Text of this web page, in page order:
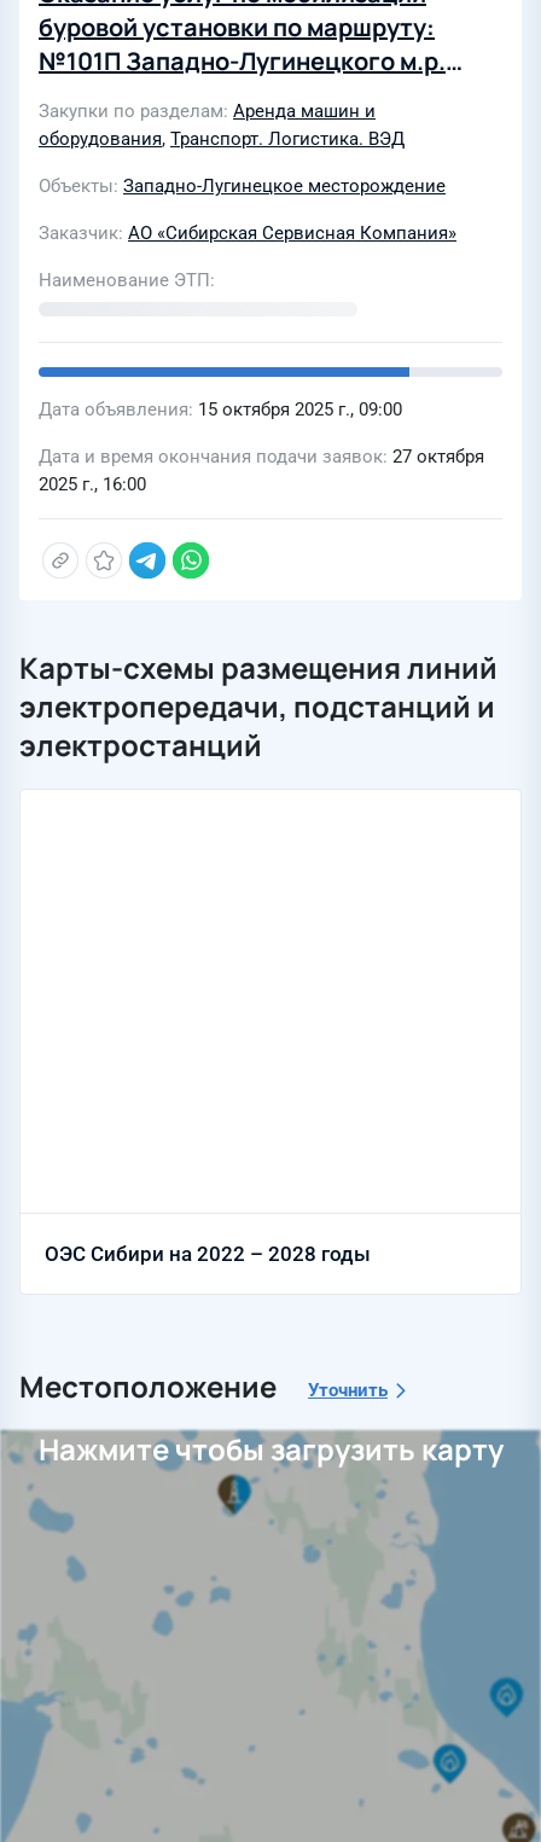
буровой установки по маршруту:
№101П Западно-Лугинецкого м.р.
- вахтовый поселок Пионерный
Закупки по разделам Аренда машин и
оборудования, Транспорт. Логистика. ВЭД
Объекты Западно-Лугинецкое месторождение
Заказчик АО «Сибирская Сервисная Компания»
Наименование ЭТП
Дата объявления 15 октября 2025 г., 09:00
Дата и время окончания подачи заявок 27 октября
2025 г., 16:00
Карты-схемы размещения линий
электропередачи, подстанций и
электростанций
ОЭС Сибири на 2022 – 2028 годы
Местоположение Уточнить
Нажмите чтобы загрузить карту